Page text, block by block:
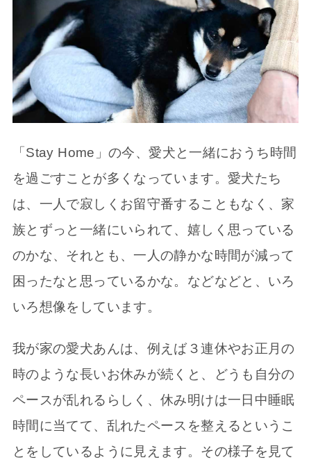
「Stay Home」の今、愛犬と一緒におうち時間
を過ごすことが多くなっています。愛犬たち
は、一人で寂しくお留守番することもなく、家
族とずっと一緒にいられて、嬉しく思っている
のかな、それとも、一人の静かな時間が減って
困ったなと思っているかな。などなどと、いろ
いろ想像をしています。
我が家の愛犬あんは、例えば３連休やお正月の
時のような長いお休みが続くと、どうも自分の
ペースが乱れるらしく、休み明けは一日中睡眠
時間に当てて、乱れたペースを整えるというこ
とをしているように見えます。その様子を見て